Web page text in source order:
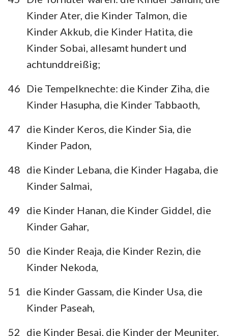
Kinder Ater, die Kinder Talmon, die
Kinder Akkub, die Kinder Hatita, die
Kinder Sobai, allesamt hundert und
achtunddreißig;
46
Die Tempelknechte: die Kinder Ziha, die
Kinder Hasupha, die Kinder Tabbaoth,
47 die Kinder Keros, die Kinder Sia, die
Kinder Padon,
48 die Kinder Lebana, die Kinder Hagaba, die
Kinder Salmai,
49
die Kinder Hanan, die Kinder Giddel, die
Kinder Gahar,
50 die Kinder Reaja, die Kinder Rezin, die
Kinder Nekoda,
51
die Kinder Gassam, die Kinder Usa, die
Kinder Paseah,
52
die Kinder Besai, die Kinder der Meuniter,